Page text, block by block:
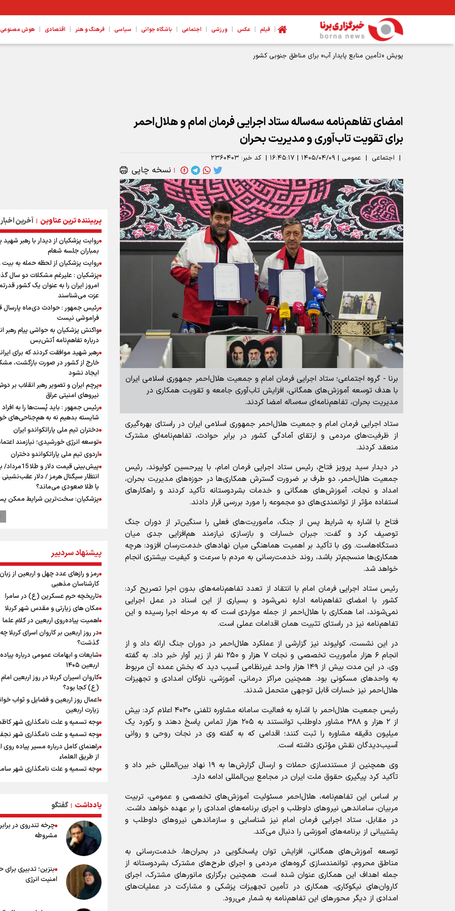
| فیلم | عکس | ورزشی | اجتماعی | باشگاه جوانی | سیاسی | فرهنگ و هنر | اقتصادی | هوش مصنوعی،
امضای تفاهم‌نامه سه‌ساله ستاد اجرایی فرمان امام و هلال‌احمر
برای تقویت تاب‌آوری و مدیریت بحران
| اجتماعی | عمومی | ۱۴۰۵/۰۴/۰۹ | ۱۶:۴۵:۱۷ | کد خبر: ۲۳۶۰۴۰۳
| نسخه چاپی
برنا - گروه اجتماعی؛ ستاد اجرایی فرمان امام و جمعیت هلال‌احمر جمهوری اسلامی ایران
با هدف توسعه آموزش‌های همگانی، افزایش تاب‌آوری جامعه و تقویت همکاری در
مدیریت بحران، تفاهم‌نامه‌ای سه‌ساله امضا کردند.
ستاد اجرایی فرمان امام و جمعیت هلال‌احمر جمهوری اسلامی ایران در راستای بهره‌گیری
از ظرفیت‌های مردمی و ارتقای آمادگی کشور در برابر حوادث، تفاهم‌نامه‌ای مشترک
منعقد کردند.
در دیدار سید پرویز فتاح، رئیس ستاد اجرایی فرمان امام، با پیرحسین کولیوند، رئیس
جمعیت هلال‌احمر، دو طرف بر ضرورت گسترش همکاری‌ها در حوزه‌های مدیریت بحران،
امداد و نجات، آموزش‌های همگانی و خدمات بشردوستانه تأکید کردند و راهکار‌های
استفاده مؤثر از توانمندی‌های دو مجموعه را مورد بررسی قرار دادند.
فتاح با اشاره به شرایط پس از جنگ، مأموریت‌های فعلی را سنگین‌تر از دوران جنگ
توصیف کرد و گفت: جبران خسارات و بازسازی نیازمند هم‌افزایی جدی میان
دستگاه‌هاست. وی با تأکید بر اهمیت هماهنگی میان نهاد‌های خدمت‌رسان افزود: هرچه
همکاری‌ها منسجم‌تر باشد، روند خدمت‌رسانی به مردم با سرعت و کیفیت بیشتری انجام
خواهد شد.
رئیس ستاد اجرایی فرمان امام با انتقاد از تعدد تفاهم‌نامه‌های بدون اجرا تصریح کرد:
کشور با امضای تفاهم‌نامه اداره نمی‌شود و بسیاری از این اسناد در عمل اجرایی
نمی‌شوند، اما همکاری با هلال‌احمر از جمله مواردی است که به مرحله اجرا رسیده و این
تفاهم‌نامه نیز در راستای تثبیت همان اقدامات عملی است.
در این نشست، کولیوند نیز گزارشی از عملکرد هلال‌احمر در دوران جنگ ارائه داد و از
انجام ۶ هزار مأموریت تخصصی و نجات ۷ هزار و ۲۵۰ نفر از زیر آوار خبر داد. به گفته
وی، در این مدت بیش از ۱۴۹ هزار واحد غیرنظامی آسیب دید که بخش عمده آن مربوط
به واحد‌های مسکونی بود. همچنین مراکز درمانی، آموزشی، ناوگان امدادی و تجهیزات
هلال‌احمر نیز خسارات قابل توجهی متحمل شدند.
رئیس جمعیت هلال‌احمر با اشاره به فعالیت سامانه مشاوره تلفنی ۴۰۳۰ اعلام کرد: بیش
از ۲ هزار و ۳۸۸ مشاور داوطلب توانستند به ۲۰۵ هزار تماس پاسخ دهند و رکورد یک
میلیون دقیقه مشاوره را ثبت کنند؛ اقدامی که به گفته وی در نجات روحی و روانی
آسیب‌دیدگان نقش مؤثری داشته است.
وی همچنین از مستندسازی حملات و ارسال گزارش‌ها به ۱۹ نهاد بین‌المللی خبر داد و
تأکید کرد پیگیری حقوق ملت ایران در مجامع بین‌المللی ادامه دارد.
بر اساس این تفاهم‌نامه، هلال‌احمر مسئولیت آموزش‌های تخصصی و عمومی، تربیت
مربیان، ساماندهی نیرو‌های داوطلب و اجرای برنامه‌های امدادی را بر عهده خواهد داشت.
در مقابل، ستاد اجرایی فرمان امام نیز شناسایی و سازماندهی نیرو‌های داوطلب و
پشتیبانی از برنامه‌های آموزشی را دنبال می‌کند.
توسعه آموزش‌های همگانی، افزایش توان پاسخگویی در بحران‌ها، خدمت‌رسانی به
مناطق محروم، توانمندسازی گروه‌های مردمی و اجرای طرح‌های مشترک بشردوستانه از
جمله اهداف این همکاری عنوان شده است. همچنین برگزاری مانور‌های مشترک، اجرای
کاروان‌های نیکوکاری، همکاری در تأمین تجهیزات پزشکی و مشارکت در عملیات‌های
امدادی از دیگر محور‌های این تفاهم‌نامه به شمار می‌رود.
پربیننده ترین عناوین | آخرین اخبار
روایت پزشکیان از دیدار با رهبر
بمباران جلسه شعام
روایت پزشکیان از لحظه حمله به بیت
پزشکیان : علیرغم مشکلات دو سال
امروز ایران را به عنوان یک کشور
عزت می‌شناسند
رئیس جمهور : حوادث دی‌ماه پارسال
فراموشی نیست
واکنش پزشکیان به حواشی پیام رهبر
درباره تفاهم‌نامه آتش‌بس
رهبر شهید موافقت کردند که برای
خارج از کشور در صورت بازگشت،
ایجاد نشود
پرچم ایران و تصویر رهبر انقلاب بر
نیروهای امنیتی عراق
رئیس جمهور : باید پُست‌ها را به افراد
شایسته بدهیم نه به هم‌جناحی‌های
دختران تیم ملی پاراتکواندو ایران
توسعه انرژی خورشیدی؛ نیازمند
اردوی تیم ملی پاراتکواندو دختران
پیش‌بینی قیمت دلار و
انتظار سیگنال هرمز / دلار
یا طلا صعودی می‌ماند؟
پزشکیان: سخت‌ترین شرایط ممکن
انقلاب را تجربه میکنیم/ اگر تا امروز
بخاطر همه‌ مردم نجیب ایران بوده
راویان عشق در مرز مهران؛ روایت
رسانه‌ای اربعین از قاب دوربین
ایلامی
ترس نتانیاهو از ترور
فرود یک بالگرد در بیمارستان رمبام در
اشغالی در پی هلاکت ۲ نظامی
زخمی شدن ۷ نظامی دیگر
ارتش صهیونیستی زمین‌های کشاورزی
جنوب لبنان را به آتش کشید
چه کسی باید قیمت‌ها را تعیین کند؟
وزیر خارجه مصر: رژیم اسراییل بدون
حقوق مشروع مردم فلسطین امنیت
داشت
مستمری مددجویان کفاف زندگی را
/ حمایت از ۱۹هزار زن‌ سرپرست خانوار
نشست وزیران خارجه مصر، ترکیه،
عربستان با محوریت تحولات منطقه
فیدان: حماس به تعهدات خود عمل
اسرائیل برنامه‌ای برای صلح ندارد
ارائه بیش از ۲ میلیون خدمات
درمانی به زائران اربعین
پخش قسمت اول گفت‌وگوی
بعد از خبر ۲۲
پیشنهاد سردبیر
رمز و رازهای عدد چهل و اربعین از زبان
کارشناسان مذهبی
تاریخچه حرم عسکرین (ع) در سامرا
مکان های زیارتی و مقدس شهر کربلا
اهمیت پیاده‌روی اربعین در کلام علما
در روز اربعین بر کاروان اسرای کربلا چه
گذشت؟
شایعات و ابهامات عمومی درباره
اربعین ۱۴۰۵
کاروان اسیران کربلا در روز اربعین
(ع) کجا بود؟
اعمال روز اربعین و فضایل و ثواب
زیارت اربعین
وجه تسمیه و علت نامگذاری شهر
وجه تسمیه و علت نامگذاری شهر
راهنمای کامل درباره مسیر پیاده روی
از طریق العلماء
وجه تسمیه و علت نامگذاری شهر
۱۴۰۵
توصیه هایی مهم برای پیچ خوردگی پا
پیاده روی اربعین
سفری ایمن و معنوی
عراقی ها
بهترین ذکر در پیاده‌روی اربعین
اربعین
یادداشت | گفتگو
چرخه تندروی در
مشروطه
بنزین؛ تدبیری
امنیت انرژی